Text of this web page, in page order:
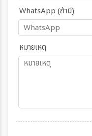
WhatsApp (ถ้ามี)
หมายเหตุ